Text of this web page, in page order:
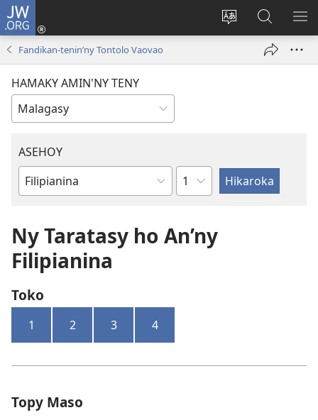
JW.ORG
Hiova
Hiditra
(manokatra
ato
Amin’ny
Fandikan-tenin’ny Tontolo Vaovao
HAMAKY AMIN'NY TENY
ASEHOY
Boky
Amin’ny
Baiboly
Toko
Ny Taratasy ho An’ny
Filipianina
Toko
1 2 3 4
Topy Maso